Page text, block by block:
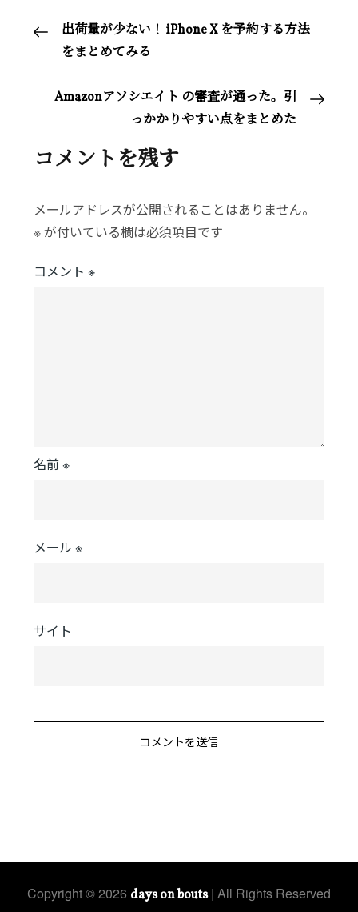
r
o
k
e
t
投
稿
ビ
ゲ
ー
出荷量が少ない！ iPhone X を予約する方法
をまとめてみる
Amazonアソシエイト の審査が通った。引
っかかりやすい点をまとめた
コメントを残す
メールアドレスが公開されることはありません。
※が付いている欄は必須項目です
コメント※
名前※
メール※
サイト
Copyright © 2026 days on bouts| All Rights Reserved